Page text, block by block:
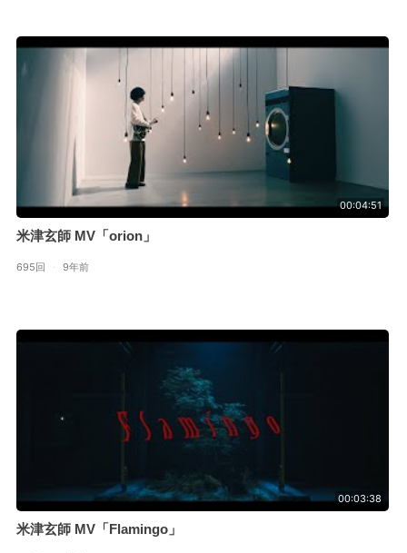
00:04:51
米津玄師 MV「orion」
695回 · 9年前
00:03:38
米津玄師 MV「Flamingo」